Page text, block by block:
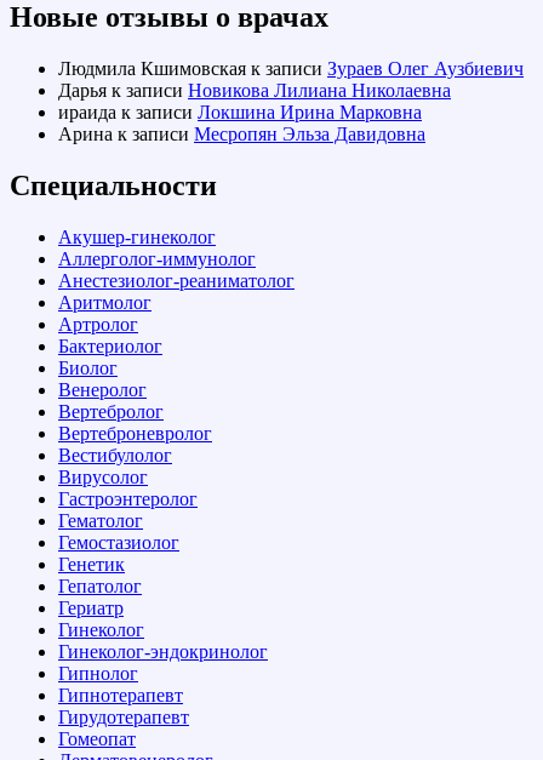
Новые отзывы о врачах
Людмила Кшимовская к записи Зураев Олег Аузбиевич
Дарья к записи Новикова Лилиана Николаевна
ираида к записи Локшина Ирина Марковна
Арина к записи Месропян Эльза Давидовна
Специальности
Акушер-гинеколог
Аллерголог-иммунолог
Анестезиолог-реаниматолог
Аритмолог
Артролог
Бактериолог
Биолог
Венеролог
Вертебролог
Вертеброневролог
Вестибулолог
Вирусолог
Гастроэнтеролог
Гематолог
Гемостазиолог
Генетик
Гепатолог
Гериатр
Гинеколог
Гинеколог-эндокринолог
Гипнолог
Гипнотерапевт
Гирудотерапевт
Гомеопат